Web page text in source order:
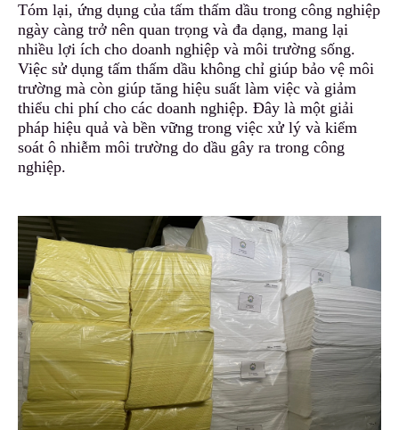
Tóm lại, ứng dụng của tấm thấm dầu trong công nghiệp
ngày càng trở nên quan trọng và đa dạng, mang lại
nhiều lợi ích cho doanh nghiệp và môi trường sống.
Việc sử dụng tấm thấm dầu không chỉ giúp bảo vệ môi
trường mà còn giúp tăng hiệu suất làm việc và giảm
thiểu chi phí cho các doanh nghiệp. Đây là một giải
pháp hiệu quả và bền vững trong việc xử lý và kiểm
soát ô nhiễm môi trường do dầu gây ra trong công
nghiệp.